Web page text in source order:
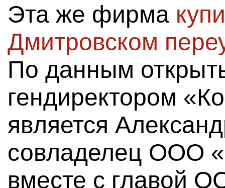
Эта же фирма
Дмитровском
По данным
гендиректором
является
совладелец ООО
вместе с главой